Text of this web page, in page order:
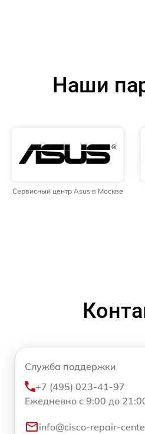
Наши
Сервисный центр Asus в Москве
Служба поддержки
+7 (495) 023-41-97
Ежедневно с 9:00 до
info@cisco-repair-